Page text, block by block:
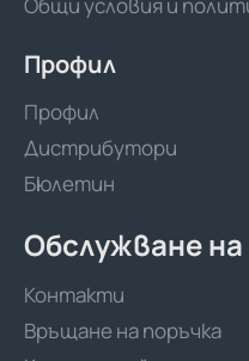
Профил
Профил
Дистрибутори
Бюлетин
Обслужване
Контакти
Връщане на поръчка